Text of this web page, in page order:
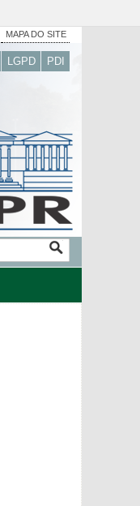
MAPA DO SITE
LGPD PDI